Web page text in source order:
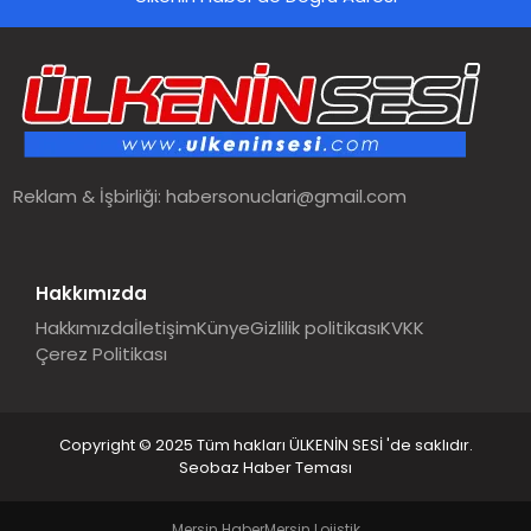
TEKNOLOJI
Reklam & İşbirliği:habersonuclari@gmail.com
Hakkımızda
HakkımızdaİletişimKünyeGizlilik politikasıKVKK
Çerez Politikası
Copyright © 2025 Tüm hakları ÜLKENİN SESİ 'de saklıdır.
Seobaz Haber Teması